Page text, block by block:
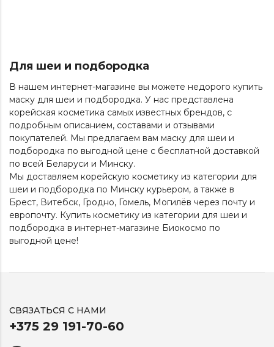
Для шеи и подбородка
В нашем интернет-магазине вы можете недорого купить
маску для шеи и подбородка. У нас представлена
корейская косметика самых известных брендов, с
подробным описанием, составами и отзывами
покупателей. Мы предлагаем вам маску для шеи и
подбородка по выгодной цене с бесплатной доставкой
по всей Беларуси и Минску.
Мы доставляем корейскую косметику из категории для
шеи и подбородка по Минску курьером, а также в
Брест, Витебск, Гродно, Гомель, Могилёв через почту и
европочту. Купить косметику из категории для шеи и
подбородка в интернет-магазине Биокосмо по
выгодной цене!
СВЯЗАТЬСЯ С НАМИ
+375 29 191-70-60